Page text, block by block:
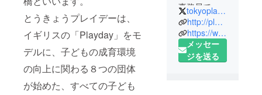
とうきょうプレイデーは、
イギリスの「Playday」をモ
デルに、子どもの成育環境
の向上に関わる８つの団体
が始めた、すべての子ども
事務局で
す。
2013年よ
り、実行委
員会形式で
tokyoplayday
http://playday.jp/
https://www.facebook.com/tokyoplayday/
メッセー
ジを送る